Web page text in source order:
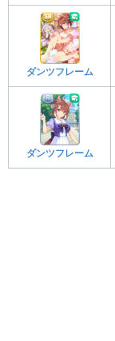
ダンツフレーム
ダンツフレーム